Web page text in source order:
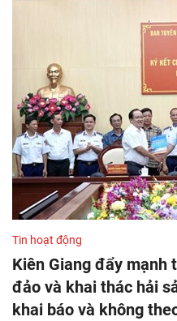
Tin hoạt động
Kiên Giang đẩy mạnh
đảo và khai thác hải
khai báo và không